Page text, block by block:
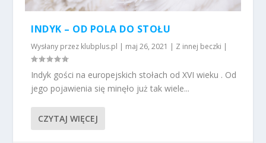
INDYK – OD POLA DO STOŁU
Wysłany przez klubplus.pl | maj 26, 2021 | Z innej beczki |
Indyk gości na europejskich stołach od XVI wieku . Od
jego pojawienia się minęło już tak wiele...
CZYTAJ WIĘCEJ